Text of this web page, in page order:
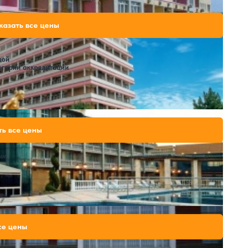
аккредитации
Расстояние до пляжа: 800 метров.
84,000 ₽
за 7 ночей, 2 взрослых
все цены
Открытый бассейн SPA Расстояние до пляжа: 50 метров.
84,490 ₽
94,430 ₽
за 7 ночей, 2 взрослых
99,400 ₽
за 7 ночей, 2 взрослых
все цены
85,400 ₽
92,400 ₽
за 7 ночей, 2 взрослых
цены